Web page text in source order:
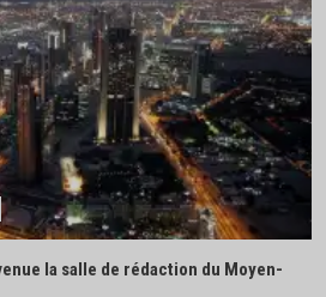
la salle de rédaction du Moyen-